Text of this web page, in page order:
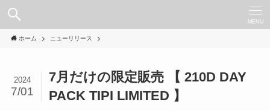
MENU
ホーム ニューリリース
7月だけの限定販売 【 210D DAY
PACK TIPI LIMITED 】
2024
7/01